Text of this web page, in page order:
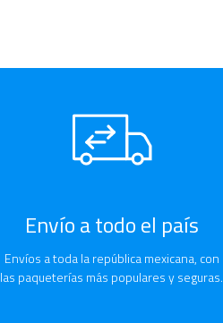
Envío a todo el país
Envíos a toda la república mexicana, con
las paqueterías más populares y seguras.